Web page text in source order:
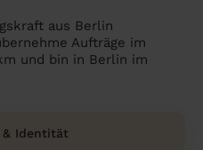
aus Berlin
Aufträge im
und bin in Berlin im
& Identität
-
sich legale